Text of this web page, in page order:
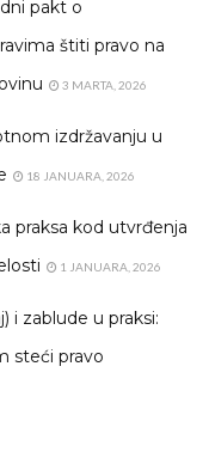
pakt o
štiti pravo na
3 MARTA, 2026
izdržavanju u
18 JANUARA, 2026
praksa kod utvrđenja
1 JANUARA, 2026
i zablude u praksi:
steći pravo